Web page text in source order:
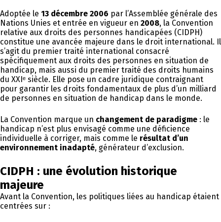
Adoptée le 13 décembre 2006 par l’Assemblée générale des
Nations Unies et entrée en vigueur en 2008, la Convention
relative aux droits des personnes handicapées (CIDPH)
constitue une avancée majeure dans le droit international. Il
s’agit du premier traité international consacré
spécifiquement aux droits des personnes en situation de
handicap, mais aussi du premier traité des droits humains
du XXIᵉ siècle. Elle pose un cadre juridique contraignant
pour garantir les droits fondamentaux de plus d’un milliard
de personnes en situation de handicap dans le monde.
La Convention marque un changement de paradigme : le
handicap n’est plus envisagé comme une déficience
individuelle à corriger, mais comme le résultat d’un
environnement inadapté, générateur d’exclusion.
CIDPH : une évolution historique
majeure
Avant la Convention, les politiques liées au handicap étaient
centrées sur :